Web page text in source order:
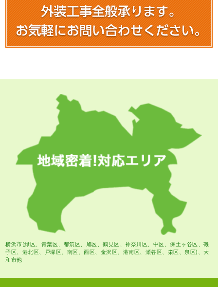
横浜市(緑区、青葉区、都筑区、旭区、鶴見区、神奈川区、中区、保土ヶ谷区、磯
子区、港北区、戸塚区、南区、西区、金沢区、港南区、瀬谷区、栄区、泉区)、大
和市他